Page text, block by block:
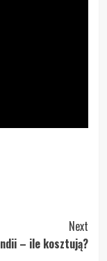
Next
– ile kosztują?